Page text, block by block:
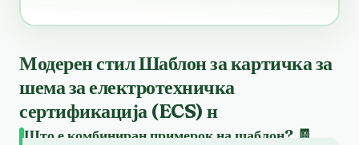
Модерен стил Шаблон за картичка за
шема за електротехничка
сертификација (ECS) н
Што е комбиниран примерок на шаблон? 🧾